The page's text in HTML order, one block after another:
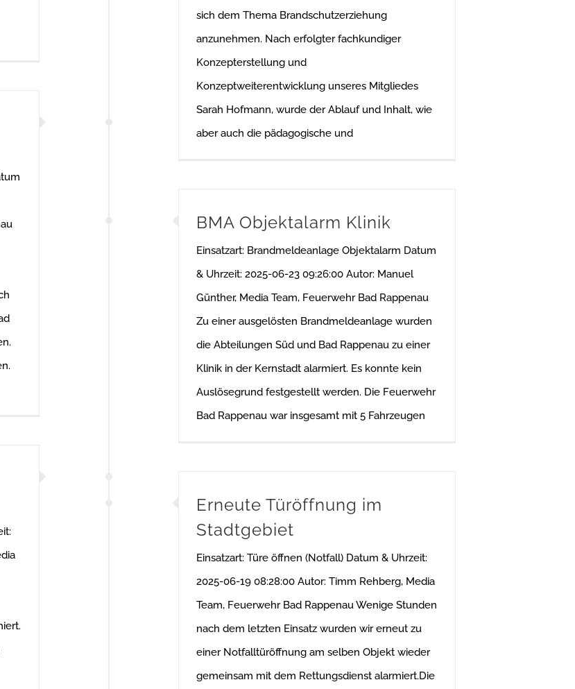
sich dem Thema Brandschutzerziehung
anzunehmen. Nach erfolgter fachkundiger
Konzepterstellung und
Konzeptweiterentwicklung unseres Mitgliedes
Sarah Hofmann, wurde der Ablauf und Inhalt, wie
aber auch die pädagogische und
BMA Objektalarm Klinik
Einsatzart: Brandmeldeanlage Objektalarm Datum
& Uhrzeit: 2025-06-23 09:26:00 Autor: Manuel
Günther, Media Team, Feuerwehr Bad Rappenau
Zu einer ausgelösten Brandmeldeanlage wurden
die Abteilungen Süd und Bad Rappenau zu einer
Klinik in der Kernstadt alarmiert. Es konnte kein
Auslösegrund festgestellt werden. Die Feuerwehr
Bad Rappenau war insgesamt mit 5 Fahrzeugen
Erneute Türöffnung im
Stadtgebiet
Einsatzart: Türe öffnen (Notfall) Datum & Uhrzeit:
2025-06-19 08:28:00 Autor: Timm Rehberg, Media
Team, Feuerwehr Bad Rappenau Wenige Stunden
nach dem letzten Einsatz wurden wir erneut zu
einer Notfalltüröffnung am selben Objekt wieder
gemeinsam mit dem Rettungsdienst alarmiert.Die